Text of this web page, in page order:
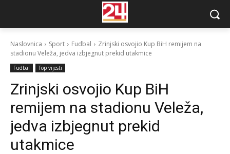
Naslovnica Sport Fudbal
Zrinjski osvojio Kup BiH remijem na
stadionu Veleža, jedva izbjegnut prekid utakmice
Fudbal Top vijesti
Zrinjski osvojio Kup BiH
remijem na stadionu Veleža,
jedva izbjegnut prekid
utakmice